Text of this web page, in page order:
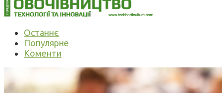
Останнє
Популярне
Коменти